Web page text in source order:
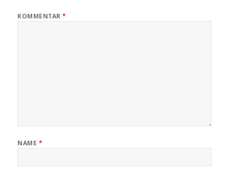
KOMMENTAR*
NAME *